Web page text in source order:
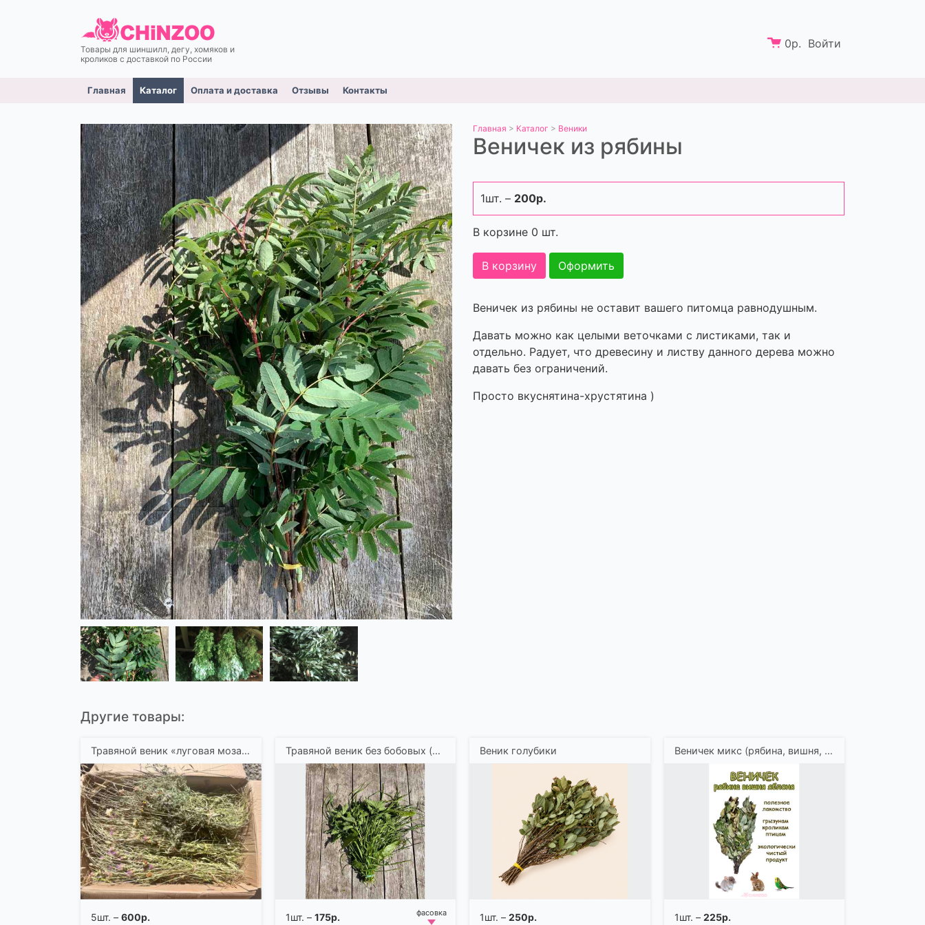
Товары для шиншилл, дегу, хомяков и
кроликов c доставкой по России
0р. Войти
Главная Каталог Оплата и доставка Отзывы Контакты
Главная > Каталог > Веники
Веничек из рябины
1шт. – 200р.
В корзине 0 шт.
В корзину Оформить
Веничек из рябины не оставит вашего питомца равнодушным.
Давать можно как целыми веточками с листиками, так и
отдельно. Радует, что древесину и листву данного дерева можно
давать без ограничений.
Просто вкуснятина-хрустятина )
Другие товары:
Травяной веник «луговая мозаика»
5шт. – 600р.
Травяной веник без бобовых (для кроликов)
1шт. – 175р.
Веник голубики
1шт. – 250р.
Веничек микс (рябина, вишня, яблоня)
1шт. – 225р.